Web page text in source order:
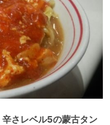
辛さレベル5の蒙古タン